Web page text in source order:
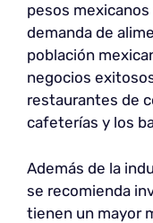
pesos mexicanos
demanda de
población
negocios
restaurantes de
cafeterías y los
Además de la
se recomienda
tienen un mayor